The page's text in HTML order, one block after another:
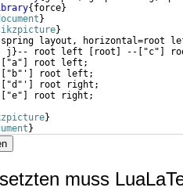
{ force}
}
}
spring layout, horizontal=root
j } -- root left root -- "c"
"a"
root left;
"b"'
root left;
"d"'
root right;
"e"
root right;
}
}
muss